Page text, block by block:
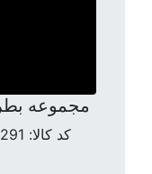
مجموعه
کد کالا: 2293-2294-229